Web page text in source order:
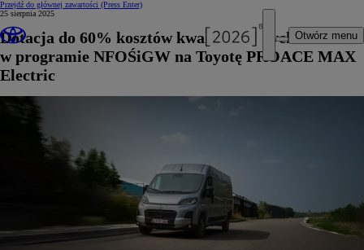
Przejdź do głównej zawartości (Press Enter)
Otwórz menu
25 sierpnia 2025
Dotacja do 60% kosztów kwalifikowanych
w programie NFOŚiGW na Toyotę PROACE MAX
Electric